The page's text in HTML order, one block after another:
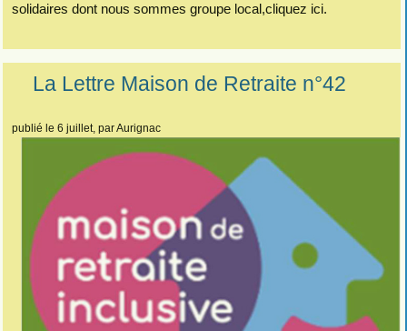
solidaires dont nous sommes groupe local,cliquez ici.
La Lettre Maison de Retraite n°42
publié le 6 juillet, par Aurignac